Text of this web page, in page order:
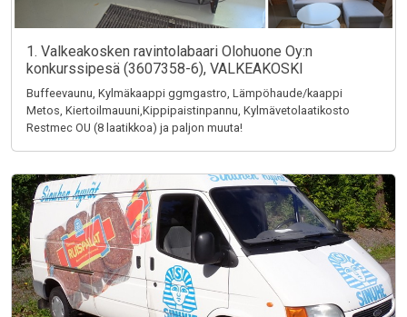
1. Valkeakosken ravintolabaari Olohuone Oy:n
konkurssipesä (3607358-6), VALKEAKOSKI
Buffeevaunu, Kylmäkaappi ggmgastro, Lämpöhaude/kaappi
Metos, Kiertoilmauuni,Kippipaistinpannu, Kylmävetolaatikosto
Restmec OU (8 laatikkoa) ja paljon muuta!